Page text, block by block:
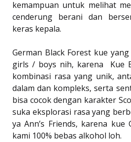
kemampuan untuk melihat
cenderung berani dan
keras kepala.
German Black Forest kue
girls / boys nih, karena Kue
kombinasi rasa yang unik,
dalam dan kompleks, serta
bisa cocok dengan karakter
suka eksplorasi rasa yang
ya Ann’s Friends, karena kue
kami 100% bebas alkohol loh.